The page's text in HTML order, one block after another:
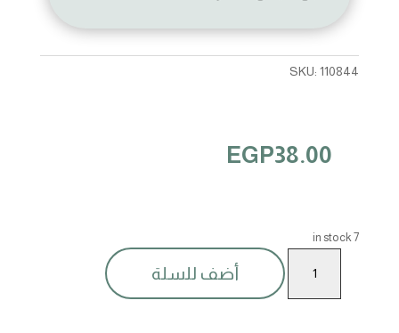
SKU:110844
EGP38.00
7 in stock
فيس
أضف للسلة